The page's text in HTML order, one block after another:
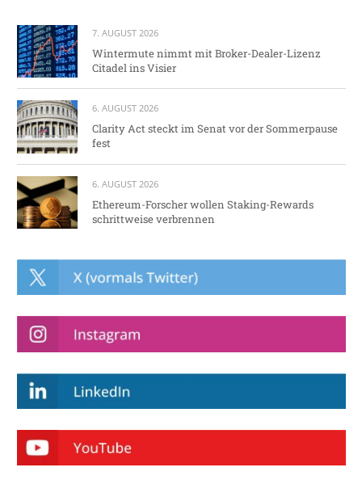
7. AUGUST 2026
Wintermute nimmt mit Broker-Dealer-Lizenz
Citadel ins Visier
6. AUGUST 2026
Clarity Act steckt im Senat vor der Sommerpause
fest
6. AUGUST 2026
Ethereum-Forscher wollen Staking-Rewards
schrittweise verbrennen